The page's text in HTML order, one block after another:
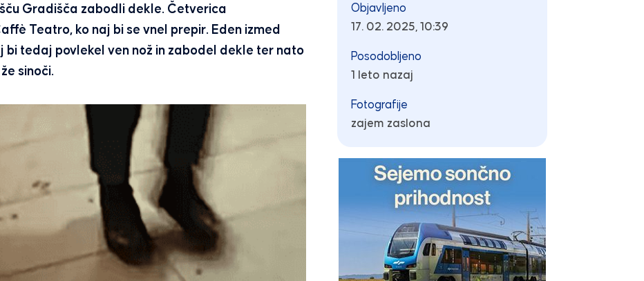
Gradišča zabodli dekle. Četverica
Teatro, ko naj bi se vnel prepir. Eden izmed
bi tedaj povlekel ven nož in zabodel dekle ter nato
sinoči.
Objavljeno
17. 02. 2025, 10:39
Posodobljeno
1 leto nazaj
Fotografije
zajem zaslona